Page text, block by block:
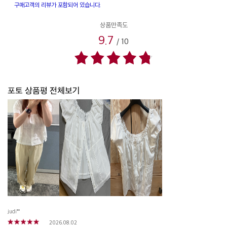
구매고객의 리뷰가 포함되어 있습니다.
상품만족도
9.7 / 10
포토 상품평 전체보기
judi**
2026.08.02